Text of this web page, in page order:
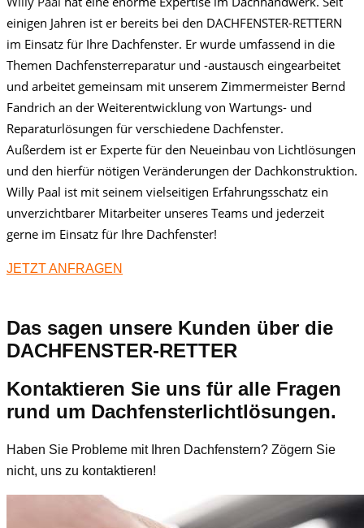
einigen Jahren ist er bereits bei den DACHFENSTER-RETTERN
im Einsatz für Ihre Dachfenster. Er wurde umfassend in die
Themen Dachfensterreparatur und -austausch eingearbeitet
und arbeitet gemeinsam mit unserem Zimmermeister Bernd
Fandrich an der Weiterentwicklung von Wartungs- und
Reparaturlösungen für verschiedene Dachfenster.
Außerdem ist er Experte für den Neueinbau von Lichtlösungen
und den hierfür nötigen Veränderungen der Dachkonstruktion.
Willy Paal ist mit seinem vielseitigen Erfahrungsschatz ein
unverzichtbarer Mitarbeiter unseres Teams und jederzeit
gerne im Einsatz für Ihre Dachfenster!
JETZT ANFRAGEN
Das sagen unsere Kunden über die
DACHFENSTER-RETTER
Kontaktieren Sie uns für alle Fragen
rund um Dachfensterlichtlösungen.
Haben Sie Probleme mit Ihren Dachfenstern? Zögern Sie
nicht, uns zu kontaktieren!